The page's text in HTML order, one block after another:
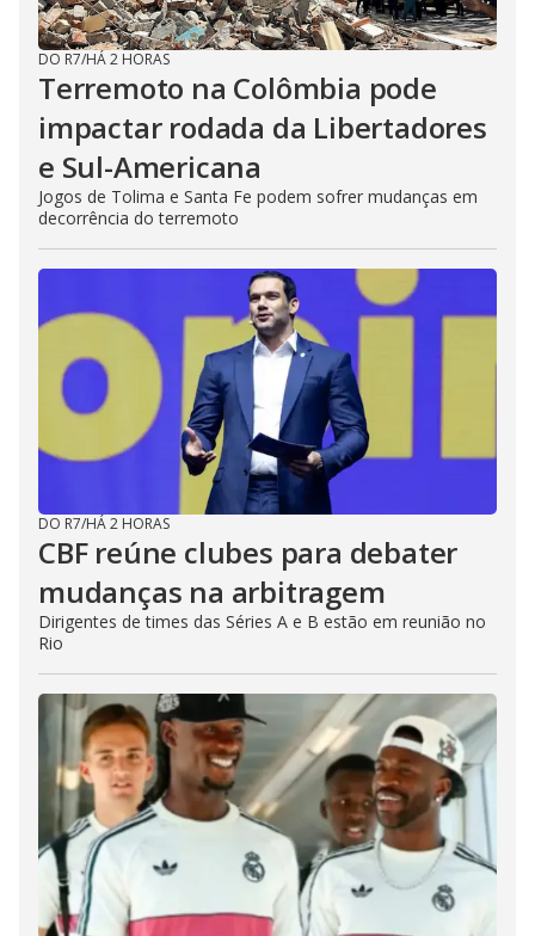
DO R7/HÁ 2 HORAS
Terremoto na Colômbia pode
impactar rodada da Libertadores
e Sul-Americana
Jogos de Tolima e Santa Fe podem sofrer mudanças em
decorrência do terremoto
DO R7/HÁ 2 HORAS
CBF reúne clubes para debater
mudanças na arbitragem
Dirigentes de times das Séries A e B estão em reunião no
Rio